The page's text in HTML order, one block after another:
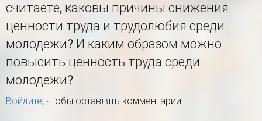
считаете, каковы причины снижения
ценности труда и трудолюбия среди
молодежи? И каким образом можно
повысить ценность труда среди
молодежи?
Войдите, чтобы оставлять комментарии